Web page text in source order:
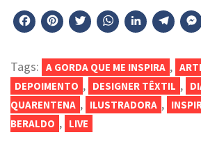
Facebook
Pinterest
Twitter
Tags: A GORDA QUE ME INSPIRA ,
DEPOIMENTO , DESIGNER TÊXTIL ,
QUARENTENA , ILUSTRADORA ,
BERALDO , LIVE